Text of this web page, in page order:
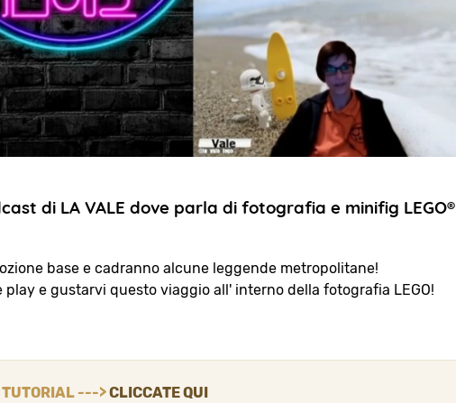
di LA VALE dove parla di fotografia e minifig LEGO®
base e cadranno alcune leggende metropolitane!
e gustarvi questo viaggio all' interno della fotografia LEGO!
TUTORIAL --->CLICCATE QUI